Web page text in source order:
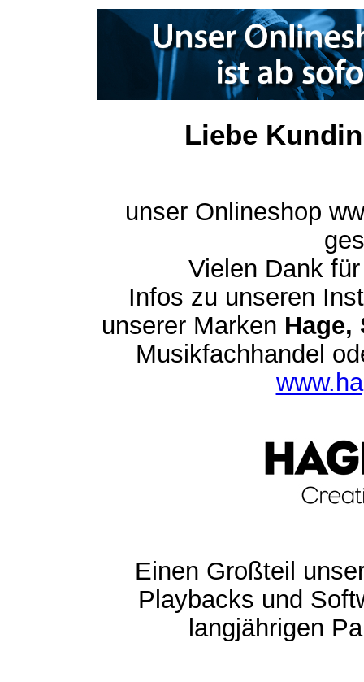
Liebe
unser Onlineshop
Vielen Dank
Infos zu unseren
unserer Marken Hage,
Musikfachhandel
Einen Großteil
Playbacks und
langjährigen